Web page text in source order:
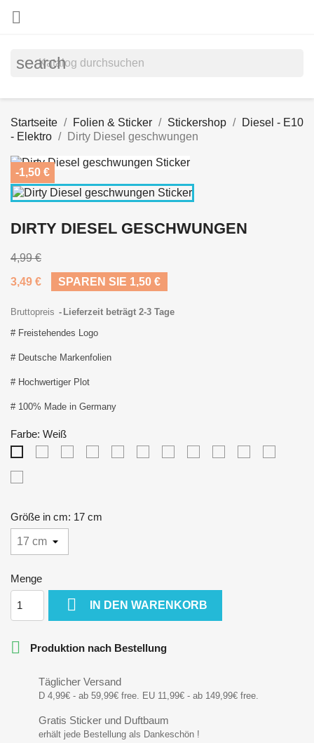

search
Startseite Folien & Sticker Stickershop
Diesel - E10
- Elektro
Dirty Diesel geschwungen
-1,50 €
DIRTY DIESEL GESCHWUNGEN
4,99 €
3,49 €
SPAREN SIE 1,50 €
Bruttopreis
Lieferzeit beträgt 2-3 Tage
# Freistehendes Logo
# Deutsche Markenfolien
# Hochwertiger Plot
# 100% Made in Germany
Farbe: Weiß
Größe in cm: 17 cm
Menge
 IN DEN WARENKORB
 Produktion nach Bestellung
Täglicher Versand
D 4,99€ - ab 59,99€ free. EU 11,99€ - ab 149,99€ free.
Gratis Sticker und Duftbaum
erhält jede Bestellung als Dankeschön !